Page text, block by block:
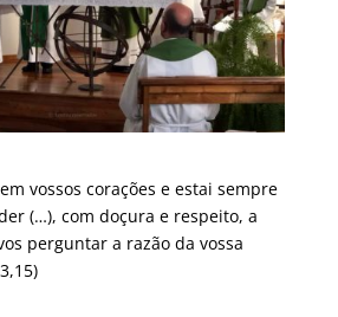
vossos corações e estai sempre
(…), com doçura e respeito, a
perguntar a razão da vossa